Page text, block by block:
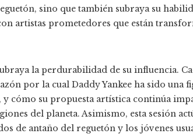
sino que también subraya su
artistas prometedores que están
la perdurabilidad de su influencia.
por la cual Daddy Yankee ha sido una
cómo su propuesta artística continúa
del planeta. Asimismo, esta sesión
de antaño del reguetón y los jóvenes